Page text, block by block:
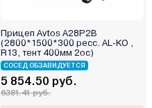
Прицеп Avtos A28P2B
(2800*1500*300 ресс. AL-KO ,
R13, тент 400мм 2ос)
СОСЕД ОБЗАВИДУЕТСЯ
5 854.50 руб.
6381.41 руб.